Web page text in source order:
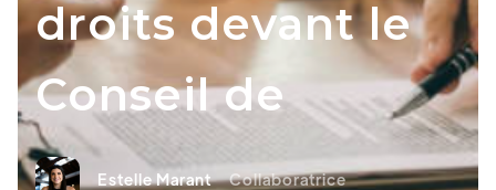
droits devant le
Conseil de
Estelle Marant Collaboratrice